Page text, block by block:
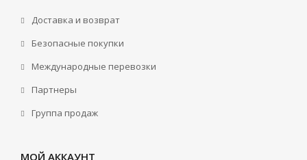
Доставка и возврат
Безопасные покупки
Международные перевозки
Партнеры
Группа продаж
МОЙ АККАУНТ